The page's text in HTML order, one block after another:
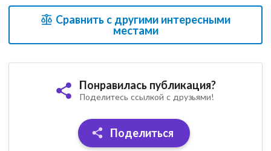
Сравнить с другими интересными
местами
Понравилась публикация?
Поделитесь ссылкой с друзьями!
Поделиться